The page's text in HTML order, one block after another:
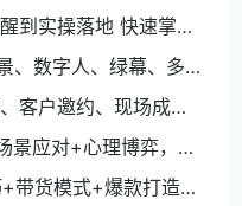
到实操落地 快速掌握
、数字人、绿幕、多种
客户邀约、现场成
景应对+心理博弈，单
带货模式+爆款打造，